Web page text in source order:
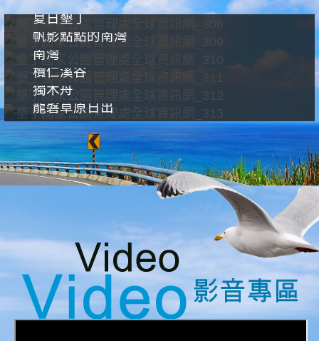
夏日墾丁
帆影點點的南灣
南灣
欖仁溪谷
獨木舟
龍磐草原日出